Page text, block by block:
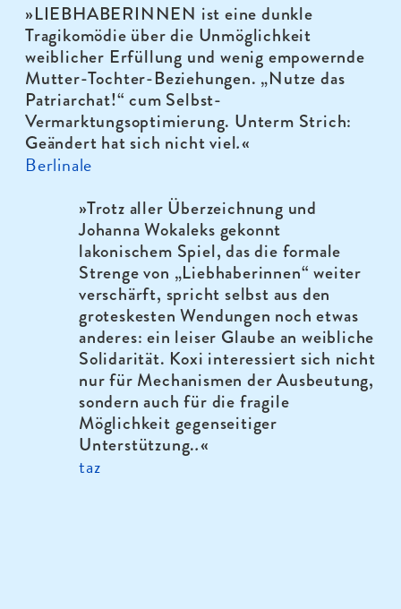
»LIEBHABERINNEN ist eine dunkle
Tragikomödie über die Unmöglichkeit
weiblicher Erfüllung und wenig empowernde
Mutter-Tochter-Beziehungen. „Nutze das
Patriarchat!“ cum Selbst-
Vermarktungsoptimierung. Unterm Strich:
Geändert hat sich nicht viel.«
Berlinale
»Trotz aller Überzeichnung und
Johanna Wokaleks gekonnt
lakonischem Spiel, das die formale
Strenge von „Liebhaberinnen“ weiter
verschärft, spricht selbst aus den
groteskesten Wendungen noch etwas
anderes: ein leiser Glaube an weibliche
Solidarität. Koxi interessiert sich nicht
nur für Mechanismen der Ausbeutung,
sondern auch für die fragile
Möglichkeit gegenseitiger
Unterstützung..«
taz